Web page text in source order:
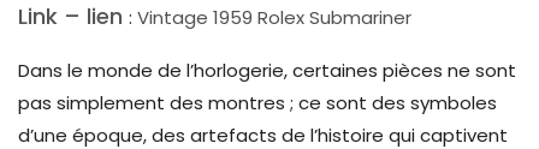
Link – lien : Vintage 1959 Rolex Submariner
Dans le monde de l’horlogerie, certaines pièces ne sont
pas simplement des montres ; ce sont des symboles
d’une époque, des artefacts de l’histoire qui captivent